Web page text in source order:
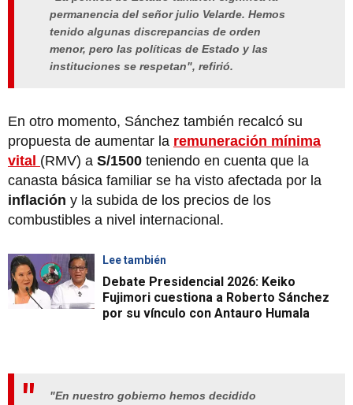
permanencia del señor julio Velarde. Hemos
tenido algunas discrepancias de orden
menor, pero las políticas de Estado y las
instituciones se respetan", refirió.
En otro momento, Sánchez también recalcó su
propuesta de aumentar la remuneración mínima
vital (RMV) a S/1500 teniendo en cuenta que la
canasta básica familiar se ha visto afectada por la
inflación y la subida de los precios de los
combustibles a nivel internacional.
Lee también
Debate Presidencial 2026: Keiko
Fujimori cuestiona a Roberto Sánchez
por su vínculo con Antauro Humala
"En nuestro gobierno hemos decidido